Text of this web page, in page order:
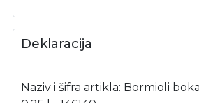
Deklaracija
Naziv i šifra artikla: Bormioli